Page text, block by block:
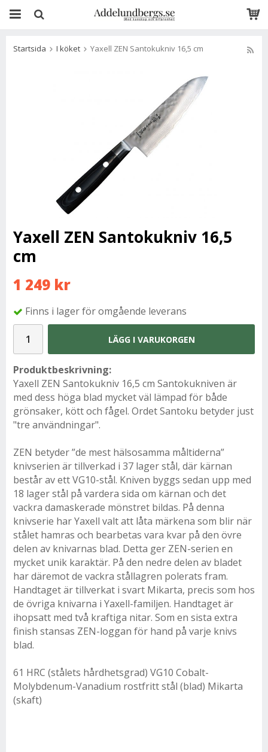
Startsida I köket Yaxell ZEN Santokukniv 16,5 cm
Yaxell ZEN Santokukniv 16,5
cm
1 249 kr
Finns i lager för omgående leverans
LÄGG I VARUKORGEN
Produktbeskrivning:
Yaxell ZEN Santokukniv 16,5 cm Santokukniven är
med dess höga blad mycket väl lämpad för både
grönsaker, kött och fågel. Ordet Santoku betyder just
"tre användningar".
ZEN betyder ”de mest hälsosamma måltiderna”
knivserien är tillverkad i 37 lager stål, där kärnan
består av ett VG10-stål. Kniven byggs sedan upp med
18 lager stål på vardera sida om kärnan och det
vackra damaskerade mönstret bildas. På denna
knivserie har Yaxell valt att låta märkena som blir när
stålet hamras och bearbetas vara kvar på den övre
delen av knivarnas blad. Detta ger ZEN-serien en
mycket unik karaktär. På den nedre delen av bladet
har däremot de vackra stållagren polerats fram.
Handtaget är tillverkat i svart Mikarta, precis som hos
de övriga knivarna i Yaxell-familjen. Handtaget är
ihopsatt med två kraftiga nitar. Som en sista extra
finish stansas ZEN-loggan för hand på varje knivs
blad.
61 HRC (stålets hårdhetsgrad) VG10 Cobalt-
Molybdenum-Vanadium rostfritt stål (blad) Mikarta
(skaft)